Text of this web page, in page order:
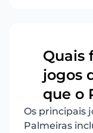
Quais
jogos
que o
Os principais
Palmeiras